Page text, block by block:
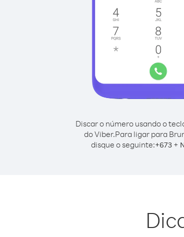
Discar o número usando o
do Viber.Para ligar para
disque o seguinte:+673 +